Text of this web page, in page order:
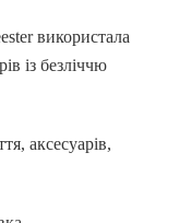
використала
із безліччю
аксесуарів,